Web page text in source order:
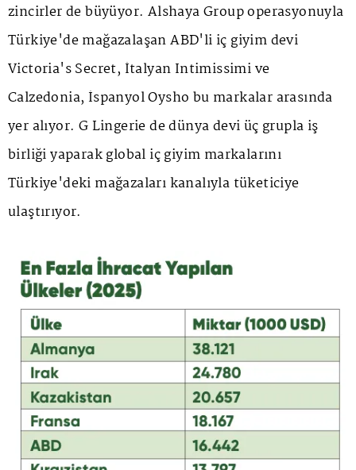
zincirler de büyüyor. Alshaya Group operasyonuyla
Türkiye'de mağazalaşan ABD'li iç giyim devi
Victoria's Secret, İtalyan Intimissimi ve
Calzedonia, İspanyol Oysho bu markalar arasında
yer alıyor. G Lingerie de dünya devi üç grupla iş
birliği yaparak global iç giyim markalarını
Türkiye'deki mağazaları kanalıyla tüketiciye
ulaştırıyor.